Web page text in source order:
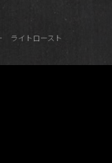
ライトロースト